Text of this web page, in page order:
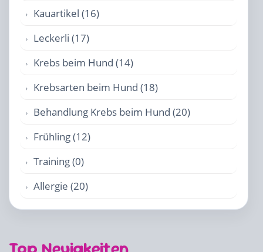
Kauartikel (16)
Leckerli (17)
Krebs beim Hund (14)
Krebsarten beim Hund (18)
Behandlung Krebs beim Hund (20)
Frühling (12)
Training (0)
Allergie (20)